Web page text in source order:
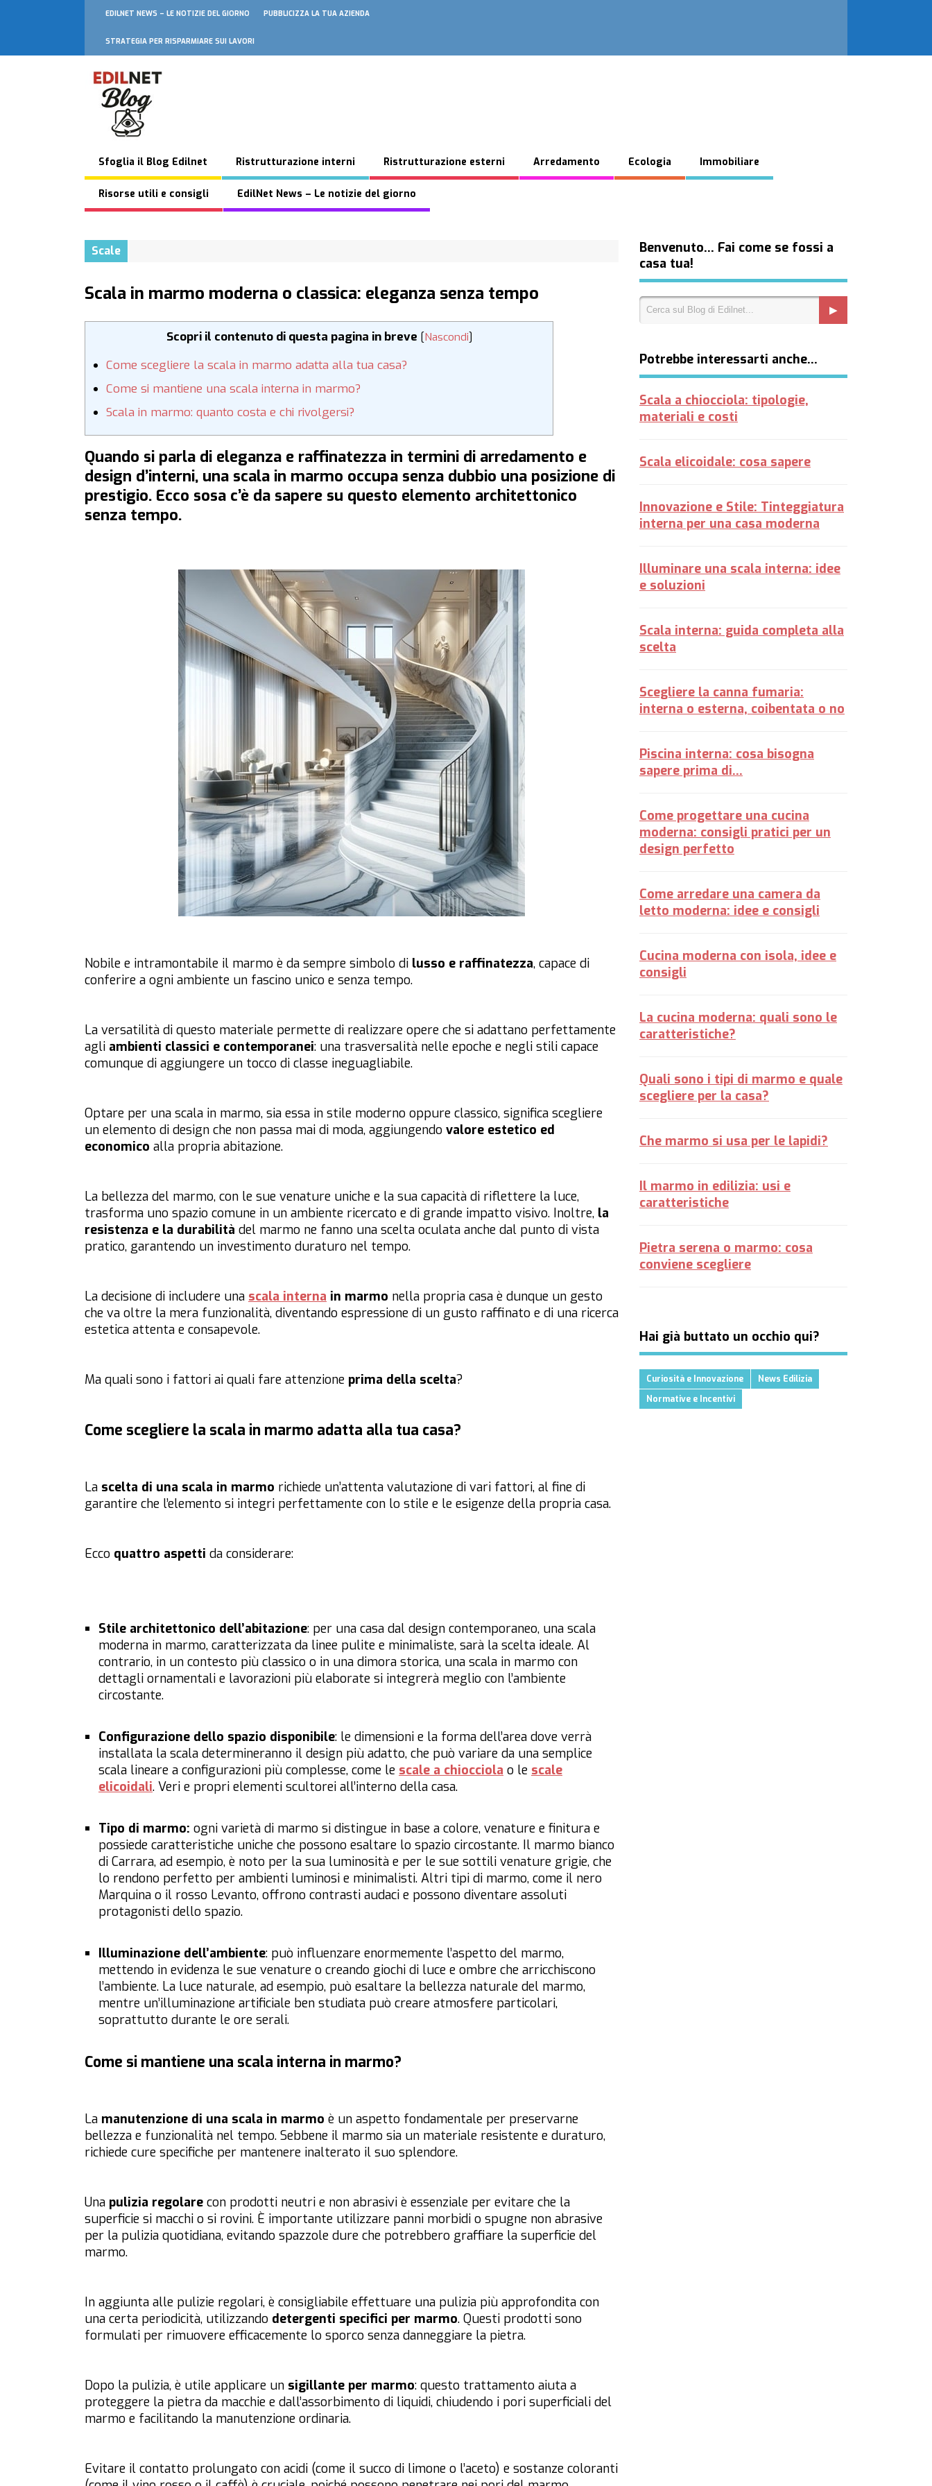
EDILNET NEWS – LE NOTIZIE DEL GIORNO PUBBLICIZZA LA TUA AZIENDA
STRATEGIA PER RISPARMIARE SUI LAVORI
Sfoglia il Blog Edilnet Ristrutturazione interni Ristrutturazione esterni Arredamento Ecologia Immobiliare
Risorse utili e consigli EdilNet News – Le notizie del giorno
Scale
Scala in marmo moderna o classica: eleganza senza tempo
Scopri il contenuto di questa pagina in breve [Nascondi]
Come scegliere la scala in marmo adatta alla tua casa?
Come si mantiene una scala interna in marmo?
Scala in marmo: quanto costa e chi rivolgersi?
Quando si parla di eleganza e raffinatezza in termini di arredamento e
design d’interni, una scala in marmo occupa senza dubbio una posizione di
prestigio. Ecco sosa c’è da sapere su questo elemento architettonico
senza tempo.
Nobile e intramontabile il marmo è da sempre simbolo di lusso e raffinatezza, capace di
conferire a ogni ambiente un fascino unico e senza tempo.
La versatilità di questo materiale permette di realizzare opere che si adattano perfettamente
agli ambienti classici e contemporanei: una trasversalità nelle epoche e negli stili capace
comunque di aggiungere un tocco di classe ineguagliabile.
Optare per una scala in marmo, sia essa in stile moderno oppure classico, significa scegliere
un elemento di design che non passa mai di moda, aggiungendo valore estetico ed
economico alla propria abitazione.
La bellezza del marmo, con le sue venature uniche e la sua capacità di riflettere la luce,
trasforma uno spazio comune in un ambiente ricercato e di grande impatto visivo. Inoltre, la
resistenza e la durabilità del marmo ne fanno una scelta oculata anche dal punto di vista
pratico, garantendo un investimento duraturo nel tempo.
La decisione di includere una scala interna in marmo nella propria casa è dunque un gesto
che va oltre la mera funzionalità, diventando espressione di un gusto raffinato e di una ricerca
estetica attenta e consapevole.
Ma quali sono i fattori ai quali fare attenzione prima della scelta?
Come scegliere la scala in marmo adatta alla tua casa?
La scelta di una scala in marmo richiede un’attenta valutazione di vari fattori, al fine di
garantire che l’elemento si integri perfettamente con lo stile e le esigenze della propria casa.
Ecco quattro aspetti da considerare:
Stile architettonico dell’abitazione: per una casa dal design contemporaneo, una scala
moderna in marmo, caratterizzata da linee pulite e minimaliste, sarà la scelta ideale. Al
contrario, in un contesto più classico o in una dimora storica, una scala in marmo con
dettagli ornamentali e lavorazioni più elaborate si integrerà meglio con l’ambiente
circostante.
Configurazione dello spazio disponibile: le dimensioni e la forma dell’area dove verrà
installata la scala determineranno il design più adatto, che può variare da una semplice
scala lineare a configurazioni più complesse, come le scale a chiocciola o le scale
elicoidali. Veri e propri elementi scultorei all’interno della casa.
Tipo di marmo: ogni varietà di marmo si distingue in base a colore, venature e finitura e
possiede caratteristiche uniche che possono esaltare lo spazio circostante. Il marmo bianco
di Carrara, ad esempio, è noto per la sua luminosità e per le sue sottili venature grigie, che
lo rendono perfetto per ambienti luminosi e minimalisti. Altri tipi di marmo, come il nero
Marquina o il rosso Levanto, offrono contrasti audaci e possono diventare assoluti
protagonisti dello spazio.
Illuminazione dell’ambiente: può influenzare enormemente l’aspetto del marmo,
mettendo in evidenza le sue venature o creando giochi di luce e ombre che arricchiscono
l’ambiente. La luce naturale, ad esempio, può esaltare la bellezza naturale del marmo,
mentre un’illuminazione artificiale ben studiata può creare atmosfere particolari,
soprattutto durante le ore serali.
Come si mantiene una scala interna in marmo?
La manutenzione di una scala in marmo è un aspetto fondamentale per preservarne
bellezza e funzionalità nel tempo. Sebbene il marmo sia un materiale resistente e duraturo,
richiede cure specifiche per mantenere inalterato il suo splendore.
Una pulizia regolare con prodotti neutri e non abrasivi è essenziale per evitare che la
superficie si macchi o si rovini. È importante utilizzare panni morbidi o spugne non abrasive
per la pulizia quotidiana, evitando spazzole dure che potrebbero graffiare la superficie del
marmo.
In aggiunta alle pulizie regolari, è consigliabile effettuare una pulizia più approfondita con
una certa periodicità, utilizzando detergenti specifici per marmo. Questi prodotti sono
formulati per rimuovere efficacemente lo sporco senza danneggiare la pietra.
Dopo la pulizia, è utile applicare un sigillante per marmo: questo trattamento aiuta a
proteggere la pietra da macchie e dall’assorbimento di liquidi, chiudendo i pori superficiali del
marmo e facilitando la manutenzione ordinaria.
Evitare il contatto prolungato con acidi (come il succo di limone o l’aceto) e sostanze coloranti
Benvenuto… Fai come se fossi a
casa tua!
Potrebbe interessarti anche…
Scala a chiocciola: tipologie,
materiali e costi
Scala elicoidale: cosa sapere
Innovazione e Stile: Tinteggiatura
interna per una casa moderna
Illuminare una scala interna: idee
e soluzioni
Scala interna: guida completa alla
scelta
Scegliere la canna fumaria:
interna o esterna, coibentata o no
Piscina interna: cosa bisogna
sapere prima di...
Come progettare una cucina
moderna: consigli pratici per un
design perfetto
Come arredare una camera da
letto moderna: idee e consigli
Cucina moderna con isola, idee e
consigli
La cucina moderna: quali sono le
caratteristiche?
Quali sono i tipi di marmo e quale
scegliere per la casa?
Che marmo si usa per le lapidi?
Il marmo in edilizia: usi e
caratteristiche
Pietra serena o marmo: cosa
conviene scegliere
Hai già buttato un occhio qui?
Curiosità e Innovazione
News Edilizia
Normative e Incentivi